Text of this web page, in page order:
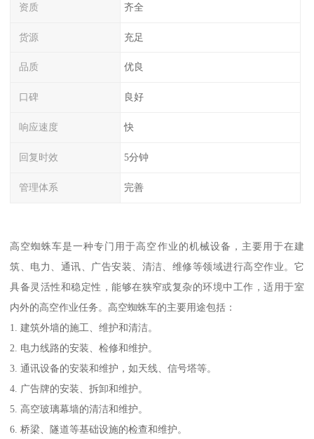
资质 齐全
货源 充足
品质 优良
口碑 良好
响应速度 快
回复时效 5分钟
管理体系 完善
高空蜘蛛车是一种专门用于高空作业的机械设备，主要用于在建
筑、电力、通讯、广告安装、清洁、维修等领域进行高空作业。它
具备灵活性和稳定性，能够在狭窄或复杂的环境中工作，适用于室
内外的高空作业任务。高空蜘蛛车的主要用途包括：
1. 建筑外墙的施工、维护和清洁。
2. 电力线路的安装、检修和维护。
3. 通讯设备的安装和维护，如天线、信号塔等。
4. 广告牌的安装、拆卸和维护。
5. 高空玻璃幕墙的清洁和维护。
6. 桥梁、隧道等基础设施的检查和维护。